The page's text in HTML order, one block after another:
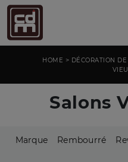
HOME > DÉCORATION
Salons
Marque Rembourré